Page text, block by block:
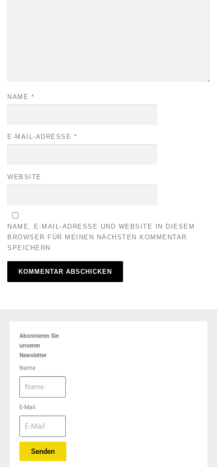
NAME *
E-MAIL-ADRESSE *
WEBSITE
NAME, E-MAIL-ADRESSE UND WEBSITE IN DIESEM
BROWSER FÜR MEINEN NÄCHSTEN KOMMENTAR
SPEICHERN.
Abonnieren Sie
unseren
Newsletter
Name
E-Mail
Senden